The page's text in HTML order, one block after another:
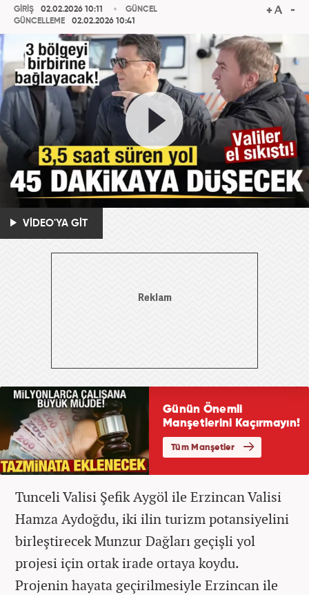
GİRİŞ
02.02.2026 10:11
GÜNCELLEME
02.02.2026 10:41
GÜNCEL
VİDEO'YA GİT
Tunceli Valisi Şefik Aygöl ile Erzincan Valisi
Hamza Aydoğdu, iki ilin turizm potansiyelini
birleştirecek Munzur Dağları geçişli yol
projesi için ortak irade ortaya koydu.
Projenin hayata geçirilmesiyle Erzincan ile